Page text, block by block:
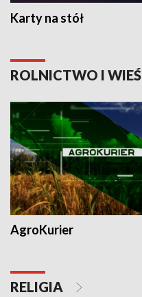
Karty na stół
ROLNICTWO I WIEŚ
AgroKurier
RELIGIA